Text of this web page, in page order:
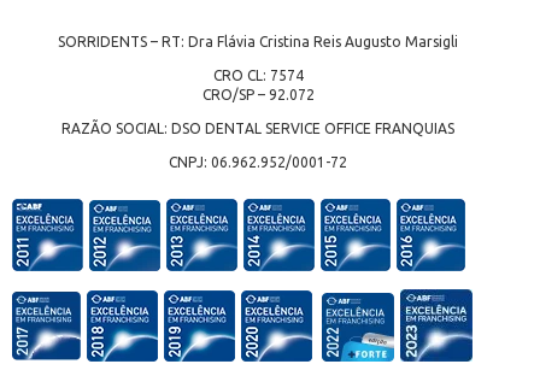
SORRIDENTS – RT: Dra Flávia Cristina Reis Augusto Marsigli
CRO CL: 7574
CRO/SP – 92.072
RAZÃO SOCIAL: DSO DENTAL SERVICE OFFICE FRANQUIAS
CNPJ: 06.962.952/0001-72